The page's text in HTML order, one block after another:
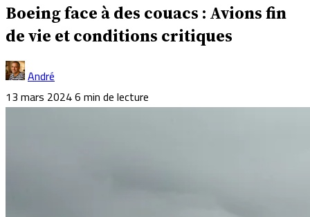
Boeing face à des couacs : Avions fin
de vie et conditions critiques
André
13 mars 20246 min de lecture